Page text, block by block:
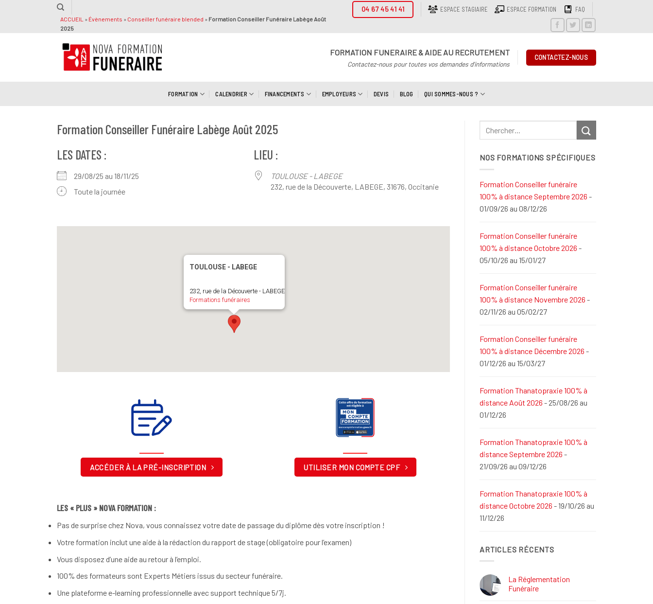
ACCUEIL » Évènements » Conseiller funéraire blended » Formation Conseiller Funéraire Labège Août
2025
04 67 45 41 41 ESPACE STAGIAIRE ESPACE FORMATION FAQ
FORMATION FUNERAIRE & AIDE AU RECRUTEMENT
Contactez-nous pour toutes vos demandes d'informations
CONTACTEZ-NOUS
FORMATION CALENDRIER FINANCEMENTS EMPLOYEURS DEVIS BLOG QUI SOMMES-NOUS ?
Formation Conseiller Funéraire Labège Août 2025
LES DATES :
29/08/25 au 18/11/25
Toute la journée
LIEU :
TOULOUSE - LABEGE
232, rue de la Découverte, LABEGE, 31676, Occitanie
TOULOUSE - LABEGE
232, rue de la Découverte - LABEGE
Formations funéraires
ACCÉDER À LA PRÉ-INSCRIPTION UTILISER MON COMPTE CPF
LES « PLUS » NOVA FORMATION :
Pas de surprise chez Nova, vous connaissez votre date de passage du diplôme dès votre inscription !
Votre formation inclut une aide à la rédaction du rapport de stage (obligatoire pour l’examen)
Vous disposez d’une aide au retour à l’emploi.
100% des formateurs sont Experts Métiers issus du secteur funéraire.
Une plateforme e-learning professionnelle avec support technique 5/7j.
NOS FORMATIONS SPÉCIFIQUES
Formation Conseiller funéraire
100% à distance Septembre 2026 -
01/09/26 au 08/12/26
Formation Conseiller funéraire
100% à distance Octobre 2026 -
05/10/26 au 15/01/27
Formation Conseiller funéraire
100% à distance Novembre 2026 -
02/11/26 au 05/02/27
Formation Conseiller funéraire
100% à distance Décembre 2026 -
01/12/26 au 15/03/27
Formation Thanatopraxie 100% à
distance Août 2026 - 25/08/26 au
01/12/26
Formation Thanatopraxie 100% à
distance Septembre 2026 -
21/09/26 au 09/12/26
Formation Thanatopraxie 100% à
distance Octobre 2026 - 19/10/26 au
11/12/26
ARTICLES RÉCENTS
La Réglementation
Funéraire